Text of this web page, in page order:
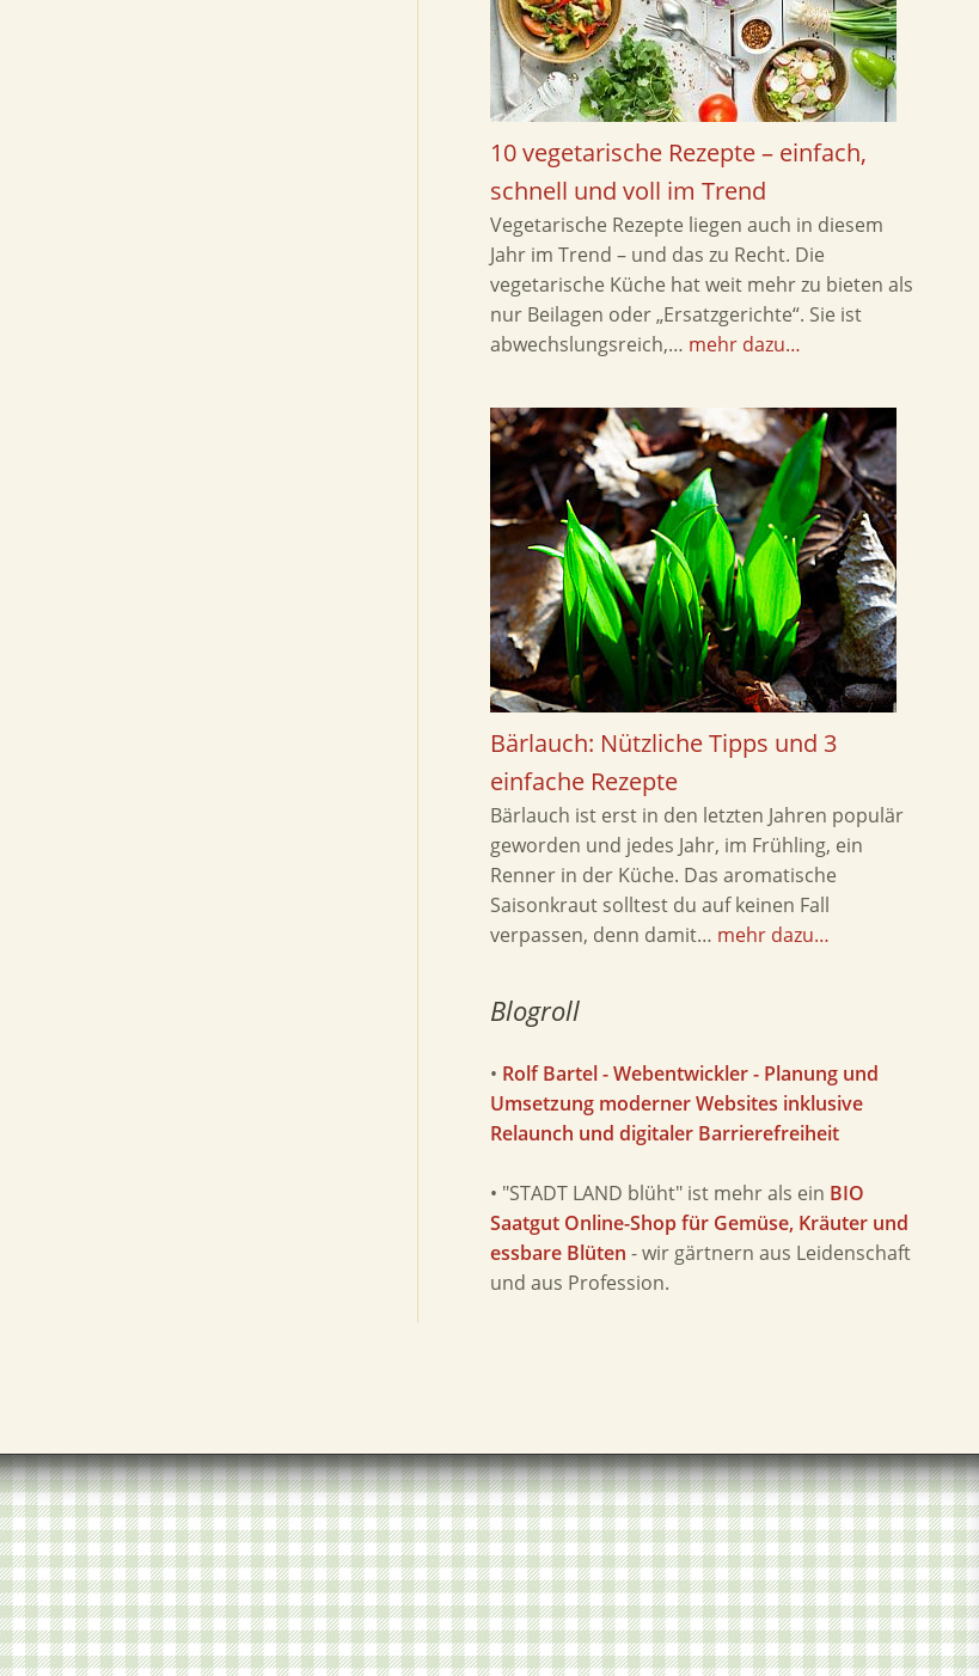
10 vegetarische Rezepte – einfach,
schnell und voll im Trend
Vegetarische Rezepte liegen auch in diesem
Jahr im Trend – und das zu Recht. Die
vegetarische Küche hat weit mehr zu bieten als
nur Beilagen oder „Ersatzgerichte“. Sie ist
abwechslungsreich,… mehr dazu…
Bärlauch: Nützliche Tipps und 3
einfache Rezepte
Bärlauch ist erst in den letzten Jahren populär
geworden und jedes Jahr, im Frühling, ein
Renner in der Küche. Das aromatische
Saisonkraut solltest du auf keinen Fall
verpassen, denn damit… mehr dazu…
Blogroll
• Rolf Bartel - Webentwickler - Planung und
Umsetzung moderner Websites inklusive
Relaunch und digitaler Barrierefreiheit
• "STADT LAND blüht" ist mehr als ein BIO
Saatgut Online-Shop für Gemüse, Kräuter und
essbare Blüten - wir gärtnern aus Leidenschaft
und aus Profession.